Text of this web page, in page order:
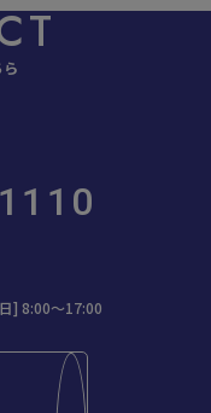
] 8:00〜17:00